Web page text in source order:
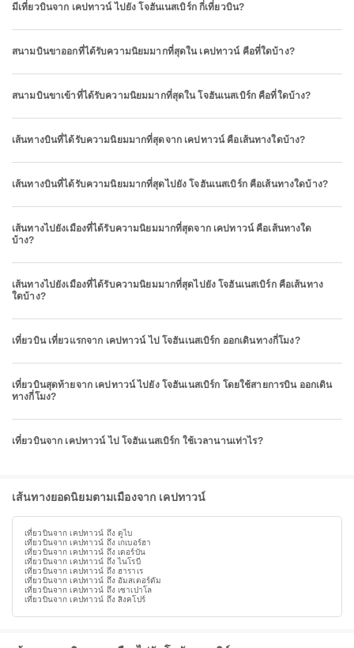
มีเที่ยวบินจาก เคปทาวน์ ไปยัง โจฮันเนสเบิร์ก กี่เที่ยวบิน?
สนามบินขาออกที่ได้รับความนิยมมากที่สุดใน เคปทาวน์ คือที่ใดบ้าง?
สนามบินขาเข้าที่ได้รับความนิยมมากที่สุดใน โจฮันเนสเบิร์ก คือที่ใดบ้าง?
เส้นทางบินที่ได้รับความนิยมมากที่สุดจาก เคปทาวน์ คือเส้นทางใดบ้าง?
เส้นทางบินที่ได้รับความนิยมมากที่สุดไปยัง โจฮันเนสเบิร์ก คือเส้นทางใดบ้าง?
เส้นทางไปยังเมืองที่ได้รับความนิยมมากที่สุดจาก เคปทาวน์ คือเส้นทางใด
บ้าง?
เส้นทางไปยังเมืองที่ได้รับความนิยมมากที่สุดไปยัง โจฮันเนสเบิร์ก คือเส้นทาง
ใดบ้าง?
เที่ยวบิน เที่ยวแรกจาก เคปทาวน์ ไป โจฮันเนสเบิร์ก ออกเดินทางกี่โมง?
เที่ยวบินสุดท้ายจาก เคปทาวน์ ไปยัง โจฮันเนสเบิร์ก โดยใช้สายการบิน ออกเดิน
ทางกี่โมง?
เที่ยวบินจาก เคปทาวน์ ไป โจฮันเนสเบิร์ก ใช้เวลานานเท่าไร?
เส้นทางยอดนิยมตามเมืองจาก เคปทาวน์
เที่ยวบินจาก เคปทาวน์ ถึง ดูไบ
เที่ยวบินจาก เคปทาวน์ ถึง เกเบอร์ฮา
เที่ยวบินจาก เคปทาวน์ ถึง เดอร์บัน
เที่ยวบินจาก เคปทาวน์ ถึง ไนโรบี
เที่ยวบินจาก เคปทาวน์ ถึง ฮาราเร
เที่ยวบินจาก เคปทาวน์ ถึง อัมสเตอร์ดัม
เที่ยวบินจาก เคปทาวน์ ถึง เซาเปาโล
เที่ยวบินจาก เคปทาวน์ ถึง สิงคโปร์